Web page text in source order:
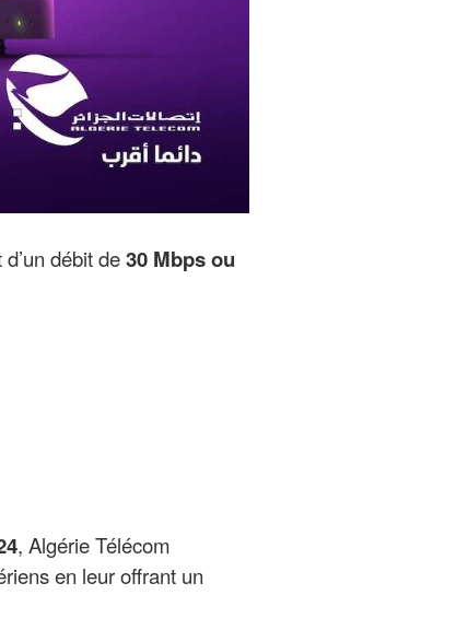
débit de30 Mbpsou
, Algérie Télécom
en leur offrant un